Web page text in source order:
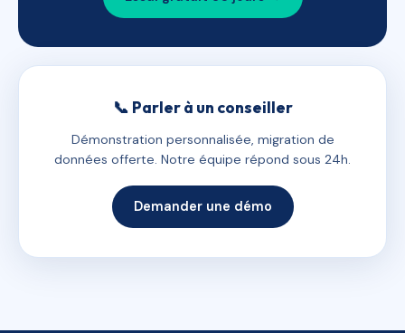
📞 Parler à un conseiller
Démonstration personnalisée, migration de
données offerte. Notre équipe répond sous 24h.
Demander une démo